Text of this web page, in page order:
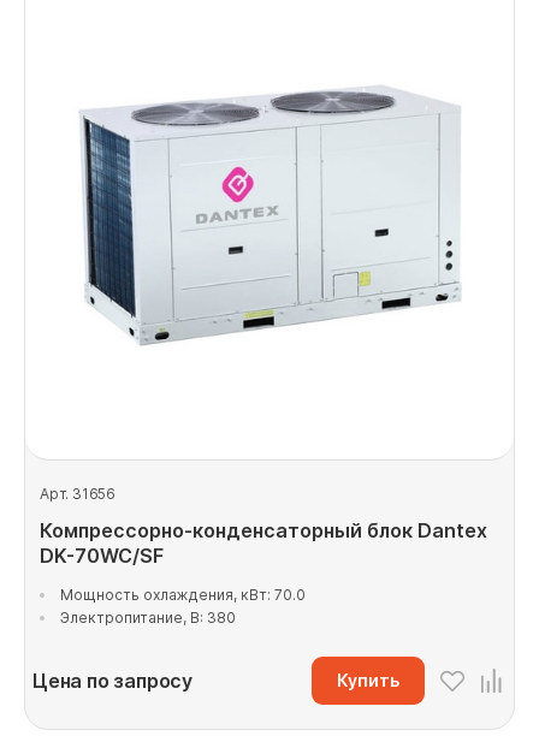
Арт. 31656
Компрессорно-конденсаторный блок Dantex
DK-70WC/SF
Мощность охлаждения, кВт: 70.0
Электропитание, В: 380
Цена по запросу Купить